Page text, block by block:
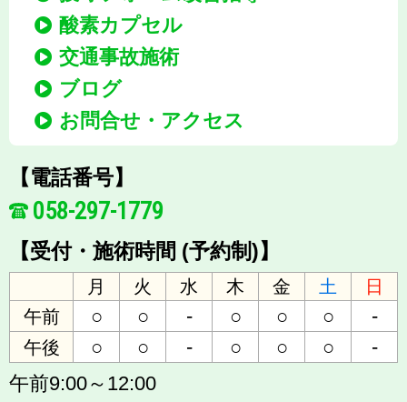
酸素カプセル
交通事故施術
ブログ
お問合せ・アクセス
【電話番号】
058-297-1779
【受付・施術時間 (予約制)】
月 火 水 木 金 土
日
午前
○ ○ - ○ ○ ○ -
午後 ○ ○ - ○ ○ ○
-
午前9:00～12:00